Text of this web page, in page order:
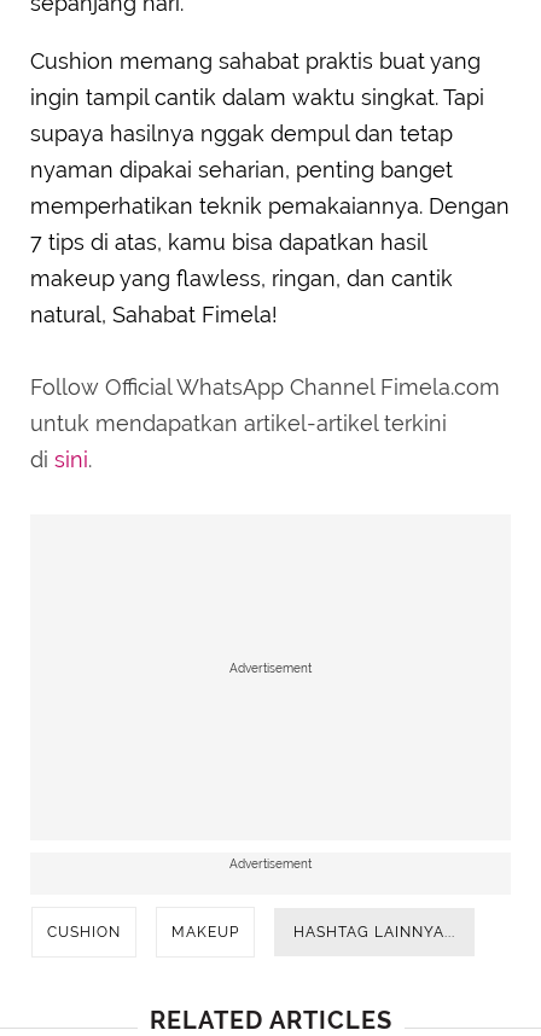
Cushion memang sahabat praktis buat yang
ingin tampil cantik dalam waktu singkat. Tapi
supaya hasilnya nggak dempul dan tetap
nyaman dipakai seharian, penting banget
memperhatikan teknik pemakaiannya. Dengan
7 tips di atas, kamu bisa dapatkan hasil
makeup yang flawless, ringan, dan cantik
natural, Sahabat Fimela!
Follow Official WhatsApp Channel Fimela.com
untuk mendapatkan artikel-artikel terkini
di sini.
Advertisement
Advertisement
CUSHION MAKEUP HASHTAG LAINNYA...
RELATED ARTICLES